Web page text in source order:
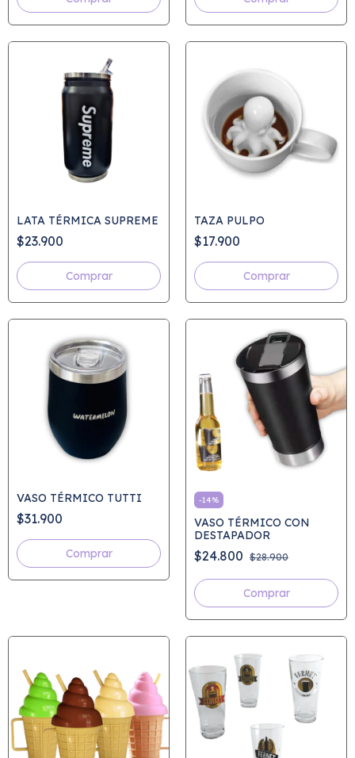
LATA TÉRMICA SUPREME
$23.900
Comprar
TAZA PULPO
$17.900
VASO TÉRMICO TUTTI
$31.900
Comprar
-14%
VASO TÉRMICO CON
DESTAPADOR
$24.800 $28.900
Comprar